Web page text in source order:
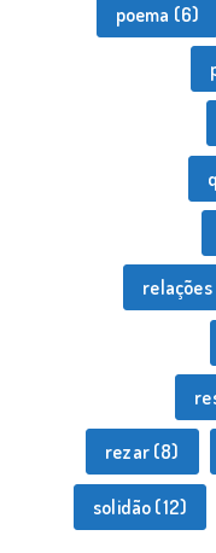
poema (6)
relações
rezar(8)
solidão (12)